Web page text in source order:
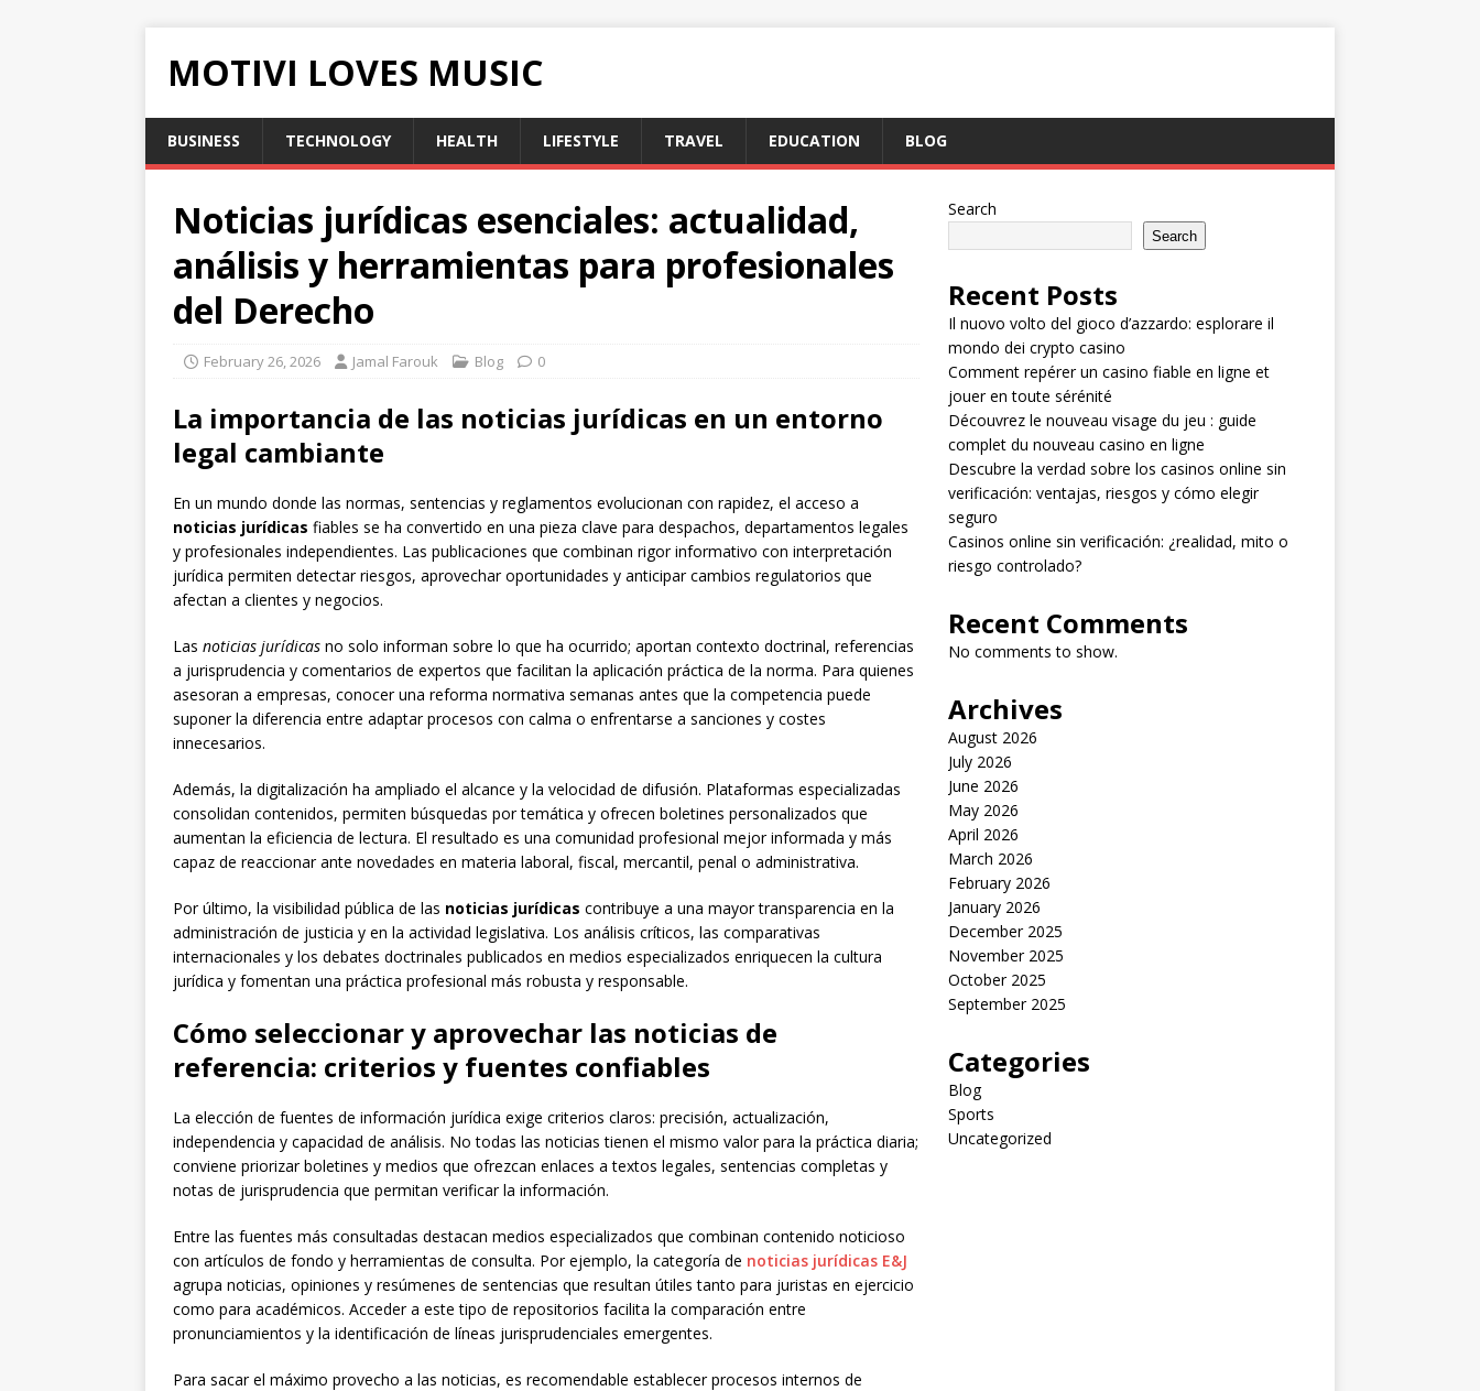
MOTIVI LOVES MUSIC
BUSINESS TECHNOLOGY HEALTH LIFESTYLE TRAVEL EDUCATION BLOG
Noticias jurídicas esenciales: actualidad,
análisis y herramientas para profesionales
del Derecho
February 26, 2026 Jamal Farouk Blog 0
La importancia de las noticias jurídicas en un entorno
legal cambiante
En un mundo donde las normas, sentencias y reglamentos evolucionan con rapidez, el acceso a
noticias jurídicas fiables se ha convertido en una pieza clave para despachos, departamentos legales
y profesionales independientes. Las publicaciones que combinan rigor informativo con interpretación
jurídica permiten detectar riesgos, aprovechar oportunidades y anticipar cambios regulatorios que
afectan a clientes y negocios.
Las noticias jurídicas no solo informan sobre lo que ha ocurrido; aportan contexto doctrinal, referencias
a jurisprudencia y comentarios de expertos que facilitan la aplicación práctica de la norma. Para quienes
asesoran a empresas, conocer una reforma normativa semanas antes que la competencia puede
suponer la diferencia entre adaptar procesos con calma o enfrentarse a sanciones y costes
innecesarios.
Además, la digitalización ha ampliado el alcance y la velocidad de difusión. Plataformas especializadas
consolidan contenidos, permiten búsquedas por temática y ofrecen boletines personalizados que
aumentan la eficiencia de lectura. El resultado es una comunidad profesional mejor informada y más
capaz de reaccionar ante novedades en materia laboral, fiscal, mercantil, penal o administrativa.
Por último, la visibilidad pública de las noticias jurídicas contribuye a una mayor transparencia en la
administración de justicia y en la actividad legislativa. Los análisis críticos, las comparativas
internacionales y los debates doctrinales publicados en medios especializados enriquecen la cultura
jurídica y fomentan una práctica profesional más robusta y responsable.
Cómo seleccionar y aprovechar las noticias de
referencia: criterios y fuentes confiables
La elección de fuentes de información jurídica exige criterios claros: precisión, actualización,
independencia y capacidad de análisis. No todas las noticias tienen el mismo valor para la práctica diaria;
conviene priorizar boletines y medios que ofrezcan enlaces a textos legales, sentencias completas y
notas de jurisprudencia que permitan verificar la información.
Entre las fuentes más consultadas destacan medios especializados que combinan contenido noticioso
con artículos de fondo y herramientas de consulta. Por ejemplo, la categoría de noticias jurídicas E&J
agrupa noticias, opiniones y resúmenes de sentencias que resultan útiles tanto para juristas en ejercicio
como para académicos. Acceder a este tipo de repositorios facilita la comparación entre
pronunciamientos y la identificación de líneas jurisprudenciales emergentes.
Para sacar el máximo provecho a las noticias, es recomendable establecer procesos internos de
Search
Search
Recent Posts
Il nuovo volto del gioco d’azzardo: esplorare il
mondo dei crypto casino
Comment repérer un casino fiable en ligne et
jouer en toute sérénité
Découvrez le nouveau visage du jeu : guide
complet du nouveau casino en ligne
Descubre la verdad sobre los casinos online sin
verificación: ventajas, riesgos y cómo elegir
seguro
Casinos online sin verificación: ¿realidad, mito o
riesgo controlado?
Recent Comments
No comments to show.
Archives
August 2026
July 2026
June 2026
May 2026
April 2026
March 2026
February 2026
January 2026
December 2025
November 2025
October 2025
September 2025
Categories
Blog
Sports
Uncategorized